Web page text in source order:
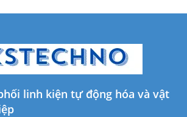
linh kiện tự động hóa và vật